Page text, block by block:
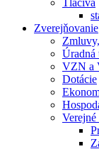
Tlačivá
Zverejňovanie
Úradná
VZN a
Dotácie
Verejné